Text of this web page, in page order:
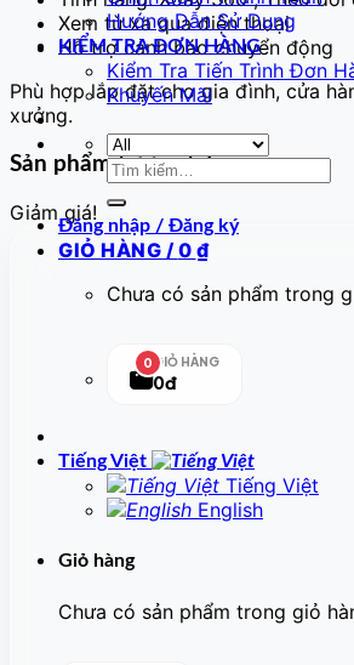
Hướng Dẫn Sử Dụng
KIỂM TRA ĐƠN HÀNG
Kiểm Tra Tiến Trình Đơn
Khuyến Mãi
Tìm
Đăng nhập / Đăng ký
GIỎ HÀNG / 0 ₫
Chưa có sản phẩm trong
0 GIỎ HÀNG
0đ
Tiếng Việt
Tiếng Việt
English
Giỏ hàng
Chưa có sản phẩm trong giỏ
Xem từ xa qua điện thoại
Hỗ trợ cảnh báo chuyển động
Phù hợp lắp đặt cho gia đình, cửa
xưởng.
Sản phẩm tương tự
Giảm giá!